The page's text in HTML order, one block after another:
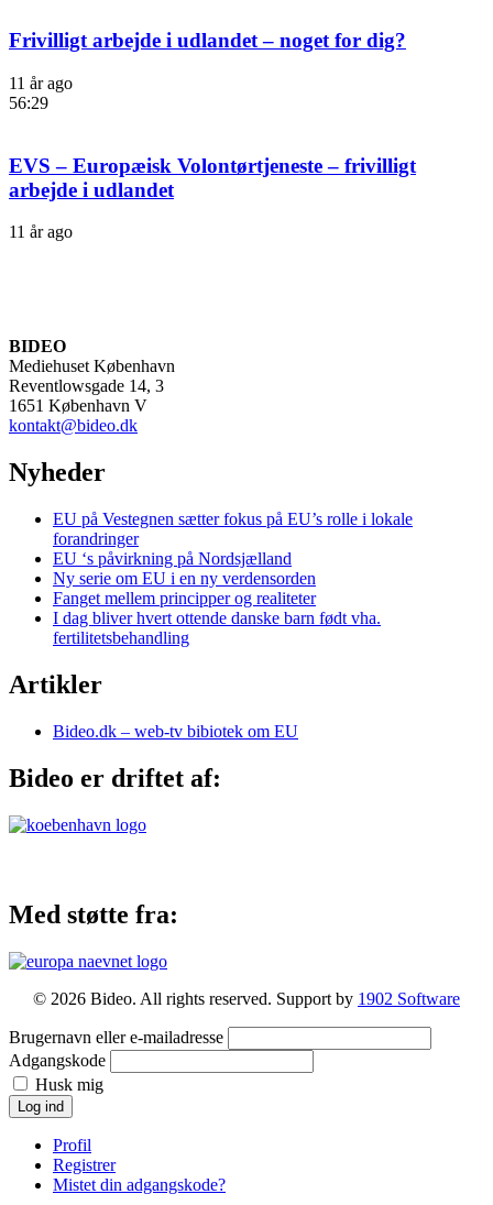
Frivilligt arbejde i udlandet – noget for dig?
11 år ago
56:29
EVS – Europæisk Volontørtjeneste – frivilligt
arbejde i udlandet
11 år ago
BIDEO
Mediehuset København
Reventlowsgade 14, 3
1651 København V
kontakt@bideo.dk
Nyheder
EU på Vestegnen sætter fokus på EU’s rolle i lokale
forandringer
EU ‘s påvirkning på Nordsjælland
Ny serie om EU i en ny verdensorden
Fanget mellem principper og realiteter
I dag bliver hvert ottende danske barn født vha.
fertilitetsbehandling
Artikler
Bideo.dk – web-tv bibiotek om EU
Bideo er driftet af:
Med støtte fra:
© 2026 Bideo. All rights reserved. Support by 1902 Software
Brugernavn eller e-mailadresse
Adgangskode
Husk mig
Log ind
Profil
Registrer
Mistet din adgangskode?